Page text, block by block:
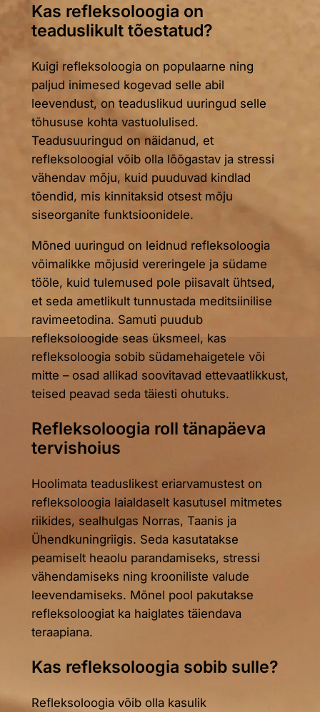
Kas refleksoloogia on
teaduslikult tõestatud?
Kuigi refleksoloogia on populaarne ning
paljud inimesed kogevad selle abil
leevendust, on teaduslikud uuringud selle
tõhususe kohta vastuolulised.
Teadusuuringud on näidanud, et
refleksoloogial võib olla lõõgastav ja stressi
vähendav mõju, kuid puuduvad kindlad
tõendid, mis kinnitaksid otsest mõju
siseorganite funktsioonidele.
Mõned uuringud on leidnud refleksoloogia
võimalikke mõjusid vereringele ja südame
tööle, kuid tulemused pole piisavalt ühtsed,
et seda ametlikult tunnustada meditsiinilise
ravimeetodina. Samuti puudub
refleksoloogide seas üksmeel, kas
refleksoloogia sobib südamehaigetele või
mitte – osad allikad soovitavad ettevaatlikkust,
teised peavad seda täiesti ohutuks.
Refleksoloogia roll tänapäeva
tervishoius
Hoolimata teaduslikest eriarvamustest on
refleksoloogia laialdaselt kasutusel mitmetes
riikides, sealhulgas Norras, Taanis ja
Ühendkuningriigis. Seda kasutatakse
peamiselt heaolu parandamiseks, stressi
vähendamiseks ning krooniliste valude
leevendamiseks. Mõnel pool pakutakse
refleksoloogiat ka haiglates täiendava
teraapiana.
Kas refleksoloogia sobib sulle?
Refleksoloogia võib olla kasulik